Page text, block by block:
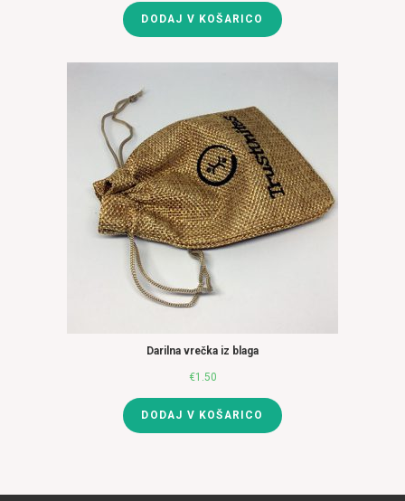
DODAJ V KOŠARICO
Darilna vrečka iz blaga
€1.50
DODAJ V KOŠARICO